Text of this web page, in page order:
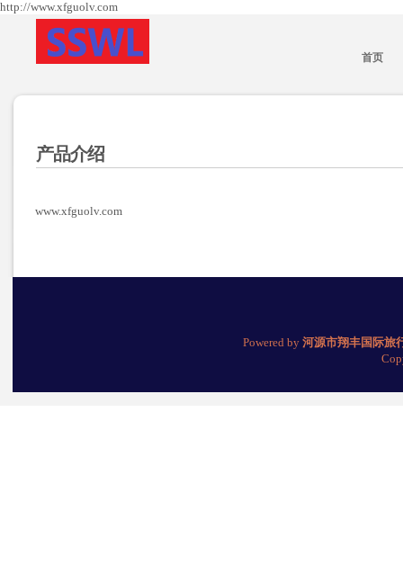
http://www.xfguolv.com
首页
产品介绍
www.xfguolv.com
Powered by 河源市翔丰国际旅